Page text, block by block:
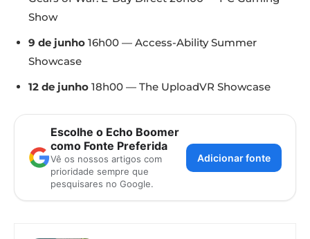
Show
9 de junho 16h00 — Access-Ability Summer
Showcase
12 de junho 18h00 — The UploadVR Showcase
Escolhe o Echo Boomer
como Fonte Preferida
Vê os nossos artigos com
prioridade sempre que
pesquisares no Google.
Adicionar fonte